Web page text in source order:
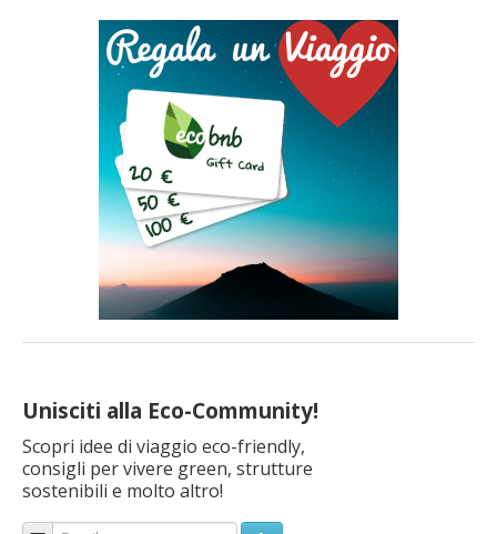
Unisciti alla Eco-Community!
Scopri idee di viaggio eco-friendly,
consigli per vivere green, strutture
sostenibili e molto altro!